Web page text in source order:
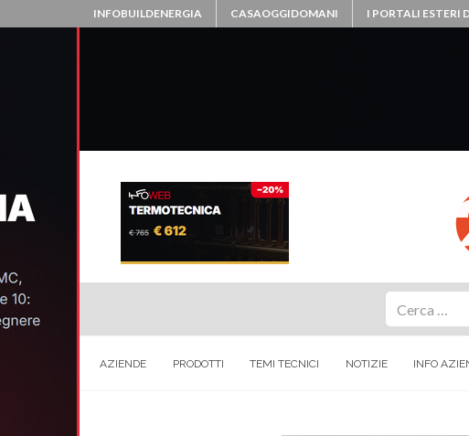
INFOBUILDENERGIA CASAOGGIDOMANI I PORTALI ESTERI
AZIENDE PRODOTTI TEMI TECNICI NOTIZIE INFO